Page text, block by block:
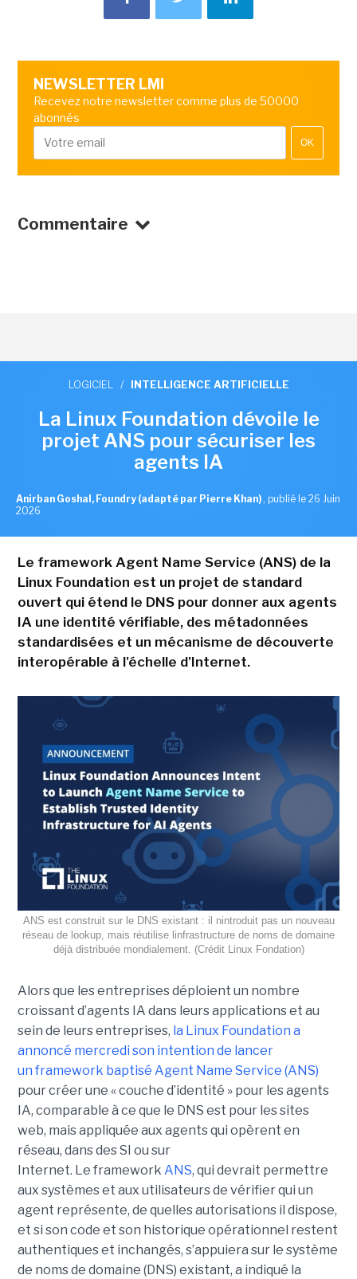
NEWSLETTER LMI
Recevez notre newsletter comme plus de 50000
abonnés
OK
Commentaire
LOGICIEL / INTELLIGENCE ARTIFICIELLE
La Linux Foundation dévoile le
projet ANS pour sécuriser les
agents IA
Anirban Goshal, Foundry (adapté par Pierre Khan) , publié le 26 Juin
2026
Le framework Agent Name Service (ANS) de la
Linux Foundation est un projet de standard
ouvert qui étend le DNS pour donner aux agents
IA une identité vérifiable, des métadonnées
standardisées et un mécanisme de découverte
interopérable à l'échelle d'Internet.
ANS est construit sur le DNS existant : il nintroduit pas un nouveau
réseau de lookup, mais réutilise linfrastructure de noms de domaine
déjà distribuée mondialement. (Crédit Linux Fondation)
Alors que les entreprises déploient un nombre
croissant d’agents IA dans leurs applications et au
sein de leurs entreprises, la Linux Foundation a
annoncé mercredi son intention de lancer
un framework baptisé Agent Name Service (ANS)
pour créer une « couche d’identité » pour les agents
IA, comparable à ce que le DNS est pour les sites
web, mais appliquée aux agents qui opèrent en
réseau, dans des SI ou sur
Internet. Le framework ANS, qui devrait permettre
aux systèmes et aux utilisateurs de vérifier qui un
agent représente, de quelles autorisations il dispose,
et si son code et son historique opérationnel restent
authentiques et inchangés, s’appuiera sur le système
de noms de domaine (DNS) existant, a indiqué la